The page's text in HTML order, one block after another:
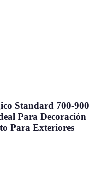
Standard 700-900
Para Decoración
Para Exteriores